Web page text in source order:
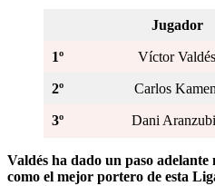
Jugador
1º Víctor Valdés
2º Carlos
3º Dani
Valdés ha dado un paso
como el mejor portero de esta